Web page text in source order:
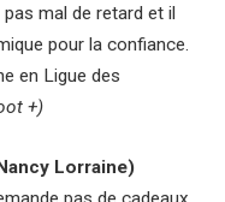
mal de retard et il
pour la confiance.
en Ligue des
+)
Lorraine)